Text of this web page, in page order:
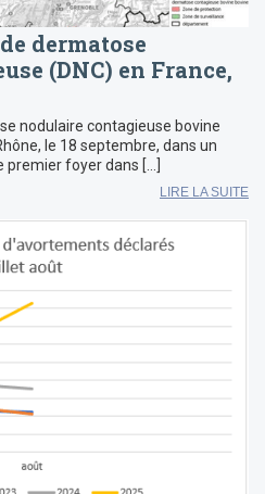
dermatose
(DNC) en France,
nodulaire contagieuse bovine
le 18 septembre, dans un
premier foyer dans […]
LIRE LA SUITE